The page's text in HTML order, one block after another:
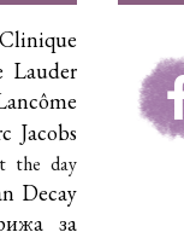
Clinique
Lauder
Jacobs
the day
Decay
за